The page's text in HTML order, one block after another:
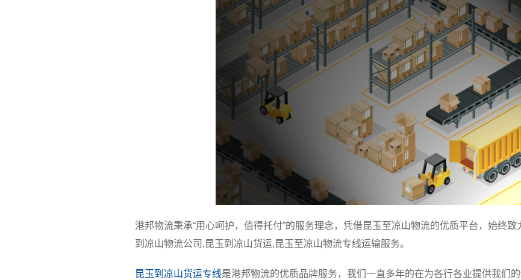
港邦物流秉承“用心呵护，值得托付”的服务理念，凭借昆玉至凉山物流的优质平台，始终
到凉山物流公司,昆玉到凉山货运,昆玉至凉山物流专线运输服务。
昆玉到凉山货运专线是港邦物流的优质品牌服务，我们一直多年的在为各行各业提供我们